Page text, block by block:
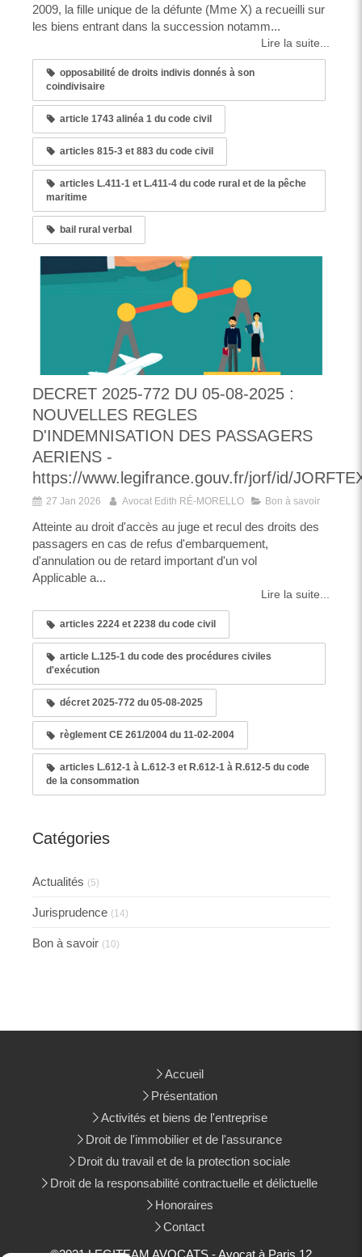
2009, la fille unique de la défunte (Mme X) a recueilli sur
les biens entrant dans la succession notamm...
Lire la suite...
opposabilité de droits indivis donnés à son
coindivisaire
article 1743 alinéa 1 du code civil
articles 815-3 et 883 du code civil
articles L.411-1 et L.411-4 du code rural et de la pêche
maritime
bail rural verbal
DECRET 2025-772 DU 05-08-2025 :
NOUVELLES REGLES
D'INDEMNISATION DES PASSAGERS
AERIENS -
https://www.legifrance.gouv.fr/jorf/id/
27 Jan 2026 Avocat Edith RÉ-MORELLO Bon à savoir
Atteinte au droit d'accès au juge et recul des droits des
passagers en cas de refus d'embarquement,
d'annulation ou de retard important d'un vol
Applicable a...
Lire la suite...
articles 2224 et 2238 du code civil
article L.125-1 du code des procédures civiles
d'exécution
décret 2025-772 du 05-08-2025
règlement CE 261/2004 du 11-02-2004
articles L.612-1 à L.612-3 et R.612-1 à R.612-5 du code
de la consommation
Catégories
Actualités (5)
Jurisprudence (14)
Bon à savoir (10)
Accueil
Présentation
Activités et biens de l'entreprise
Droit de l'immobilier et de l'assurance
Droit du travail et de la protection sociale
Droit de la responsabilité contractuelle et délictuelle
Honoraires
Contact
©2021 LEGITEAM AVOCATS - Avocat à Paris 12